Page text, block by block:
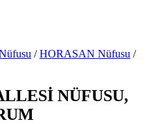
/ HORASAN Nüfusu /
NÜFUSU,